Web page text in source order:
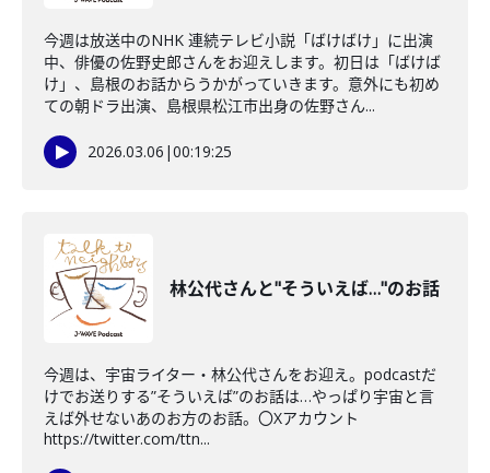
今週は放送中のNHK 連続テレビ小説「ばけばけ」に出演
中、俳優の佐野史郎さんをお迎えします。初日は「ばけば
け」、島根のお話からうかがっていきます。意外にも初め
ての朝ドラ出演、島根県松江市出身の佐野さん...
2026.03.06 |00:19:25
林公代さんと"そういえば…"のお話
今週は、宇宙ライター・林公代さんをお迎え。podcastだ
けでお送りする”そういえば”のお話は…やっぱり宇宙と言
えば外せないあのお方のお話。〇Xアカウント
https://twitter.com/ttn...